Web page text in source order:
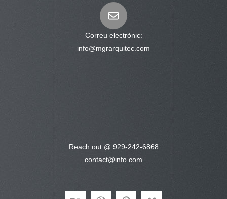
Correu electrònic:
info@mgrarquitec.com
Reach out @ 929-242-6868
contact@info.com